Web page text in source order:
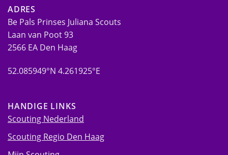
ADRES
Be Pals Prinses Juliana Scouts
Laan van Poot 93
2566 EA Den Haag
52.085949°N 4.261925°E
HANDIGE LINKS
Scouting Nederland
Scouting Regio Den Haag